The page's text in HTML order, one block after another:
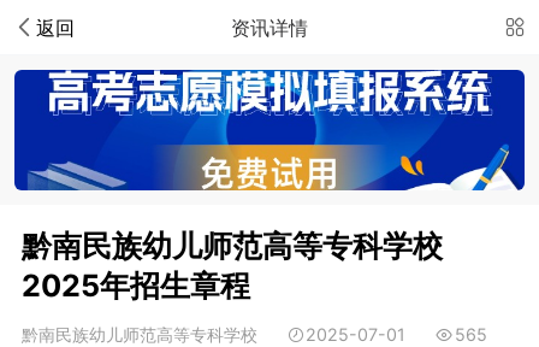
返回 资讯详情
黔南民族幼儿师范高等专科学校
2025年招生章程
黔南民族幼儿师范高等专科学校 2025-07-01 565